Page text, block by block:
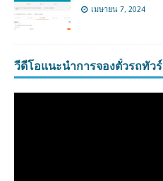
เมษายน 7, 2024
วีดีโอแนะนำการจองตั๋วรถทัวร์